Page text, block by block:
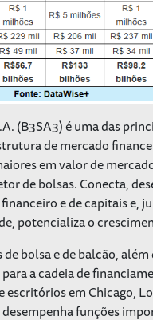
(B3SA3) é uma das
de mercado
em valor de
de bolsas. Conecta,
e de capitais e,
potencializa o
bolsa e de balcão,
a cadeia de
escritórios em Chicago,
desempenha funções